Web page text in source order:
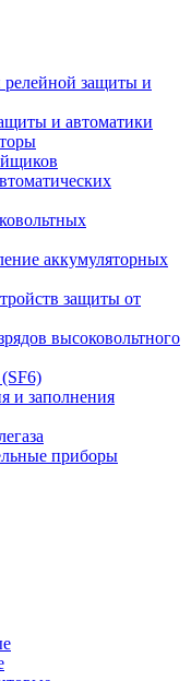
релейной защиты и
и автоматики
аккумуляторных
защиты от
высоковольтного
и заполнения
приборы